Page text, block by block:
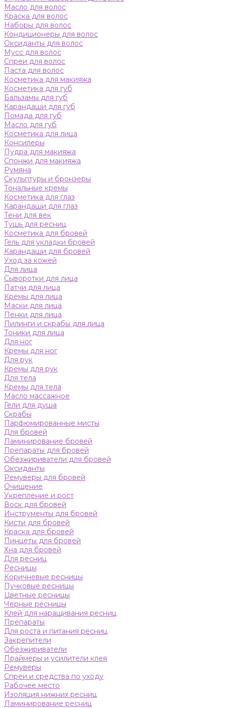
Масло для волос
Краска для волос
Наборы для волос
Кондиционеры для волос
Оксиданты для волос
Мусс для волос
Спреи для волос
Паста для волос
Косметика для макияжа
Косметика для губ
Бальзамы для губ
Карандаши для губ
Помада для губ
Масло для губ
Косметика для лица
Консилеры
Пудра для макияжа
Спонжи для макияжа
Румяна
Скульптуры и бронзеры
Тональные кремы
Косметика для глаз
Карандаши для глаз
Тени для век
Тушь для ресниц
Косметика для бровей
Гель для укладки бровей
Карандаши для бровей
Уход за кожей
Для лица
Сыворотки для лица
Патчи для лица
Кремы для лица
Маски для лица
Пенки для лица
Пилинги и скрабы для лица
Тоники для лица
Для ног
Кремы для ног
Для рук
Кремы для рук
Для тела
Кремы для тела
Масло массажное
Гели для душа
Скрабы
Парфюмированные мисты
Для бровей
Ламинирование бровей
Препараты для бровей
Обезжириватели для бровей
Оксиданты
Ремуверы для бровей
Очищение
Укрепление и рост
Воск для бровей
Инструменты для бровей
Кисти для бровей
Краска для бровей
Пинцеты для бровей
Хна для бровей
Для ресниц
Ресницы
Коричневые ресницы
Пучковые ресницы
Цветные ресницы
Черные ресницы
Клей для наращивания ресниц
Препараты
Для роста и питания ресниц
Закрепители
Обезжириватели
Праймеры и усилители клея
Ремуверы
Спреи и средства по уходу
Рабочее место
Изоляция нижних ресниц
Ламинирование ресниц